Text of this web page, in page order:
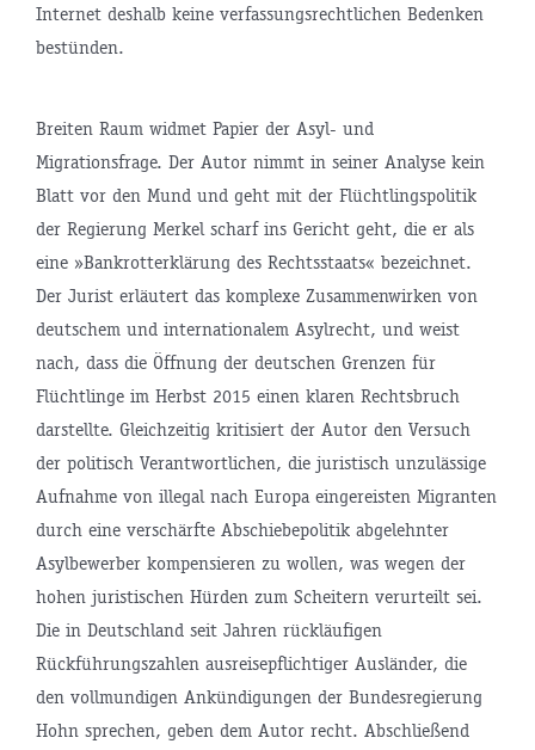
Internet deshalb keine verfassungsrechtlichen Bedenken
bestünden.
Breiten Raum widmet Papier der Asyl- und
Migrationsfrage. Der Autor nimmt in seiner Analyse kein
Blatt vor den Mund und geht mit der Flüchtlingspolitik
der Regierung Merkel scharf ins Gericht geht, die er als
eine »Bankrotterklärung des Rechtsstaats« bezeichnet.
Der Jurist erläutert das komplexe Zusammenwirken von
deutschem und internationalem Asylrecht, und weist
nach, dass die Öffnung der deutschen Grenzen für
Flüchtlinge im Herbst 2015 einen klaren Rechtsbruch
darstellte. Gleichzeitig kritisiert der Autor den Versuch
der politisch Verantwortlichen, die juristisch unzulässige
Aufnahme von illegal nach Europa eingereisten Migranten
durch eine verschärfte Abschiebepolitik abgelehnter
Asylbewerber kompensieren zu wollen, was wegen der
hohen juristischen Hürden zum Scheitern verurteilt sei.
Die in Deutschland seit Jahren rückläufigen
Rückführungszahlen ausreisepflichtiger Ausländer, die
den vollmundigen Ankündigungen der Bundesregierung
Hohn sprechen, geben dem Autor recht. Abschließend